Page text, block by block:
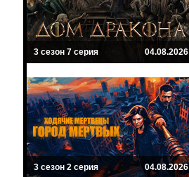
3 сезон 7 серия 04.08.2026
3 сезон 2 серия 04.08.2026